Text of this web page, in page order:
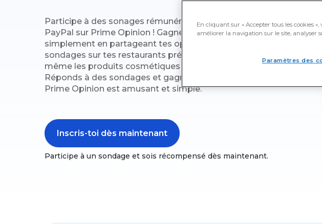
Participe à des sonages rémunérées pour obtenir des
PayPal sur Prime Opinion ! Gagne des cartes-cadeaux PayPal
simplement en partageant tes opinions en ligne. Réponds à des
sondages sur tes restaurants préférés, les publicités que tu as vues
même les produits cosmétiques que tu as dans ta salle de bain.
Réponds à des sondages et gagne des cartes-cadeaux PayPal avec
Prime Opinion est amusant et simple.
Inscris-toi dès maintenant
Participe à un sondage et sois récompensé dès maintenant.
En cliquant sur « Accepter tous les cookies
améliorer la navigation sur le site, analyser
Paramètres des